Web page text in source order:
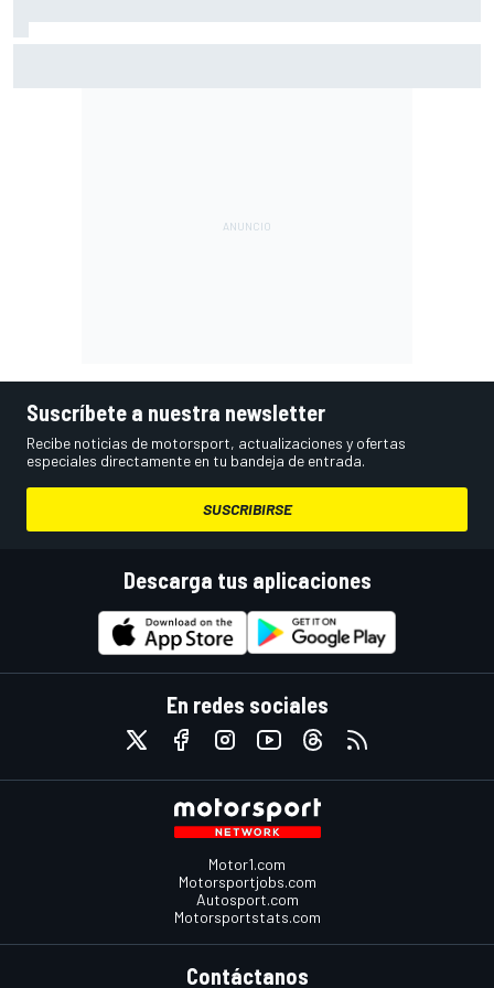
Suscríbete a nuestra newsletter
Recibe noticias de motorsport, actualizaciones y ofertas
especiales directamente en tu bandeja de entrada.
SUSCRIBIRSE
Descarga tus aplicaciones
En redes sociales
Motor1.com
Motorsportjobs.com
Autosport.com
Motorsportstats.com
Contáctanos